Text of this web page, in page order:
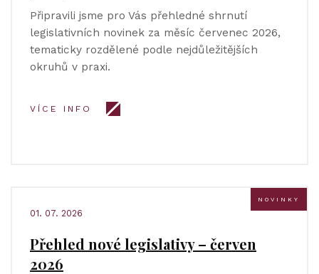
Připravili jsme pro Vás přehledné shrnutí
legislativních novinek za měsíc červenec 2026,
tematicky rozdělené podle nejdůležitějších
okruhů v praxi.
VÍCE INFO
NOVINKY
01. 07. 2026
Přehled nové legislativy – červen
2026